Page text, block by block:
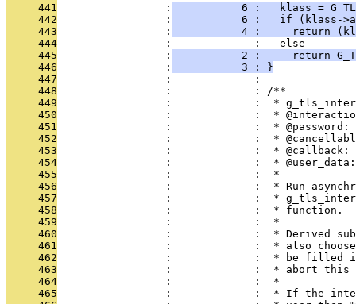
     441
                 :
6 :   klass =
     442
                 :
6 :   if (klass-
     443
                 :
4 :     return
     444
                 :             :   else
     445
                 :
2 :     return
     446
                 :
           3 : }
     447
                 :             :
     448
                 :             : /**
     449
:             :  *
     450
:             :  *
     451
:             :  * @password:
     452
:             :  *
     453
:             :  *
     454
:             :  *
     455
                 :             :  *
     456
:             :  * Run
     457
:             :  *
     458
                 :             :  * function.
     459
                 :             :  *
     460
:             :  * Derived
     461
:             :  * also
     462
:             :  * be filled
     463
:             :  * abort
     464
                 :             :  *
     465
:             :  * If the